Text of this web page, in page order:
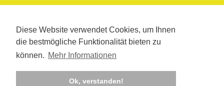
Diese Website verwendet Cookies, um Ihnen
die bestmögliche Funktionalität bieten zu
können. Mehr Informationen
Ok, verstanden!